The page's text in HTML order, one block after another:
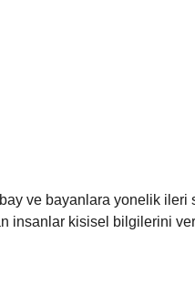
ve bayanlara yonelik ileri
insanlar kisisel bilgilerini